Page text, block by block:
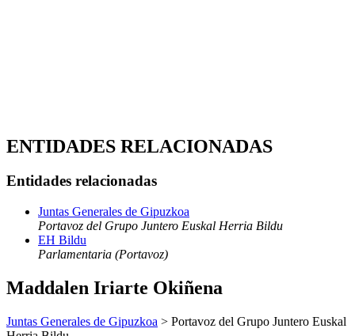
ENTIDADES RELACIONADAS
Entidades relacionadas
Juntas Generales de Gipuzkoa
Portavoz del Grupo Juntero Euskal Herria Bildu
EH Bildu
Parlamentaria (Portavoz)
Maddalen Iriarte Okiñena
Juntas Generales de Gipuzkoa > Portavoz del Grupo Juntero Euskal